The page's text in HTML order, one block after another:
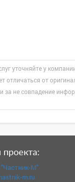
уточняйте у
отличаться от
за не совпадение
проекта:
"Частник-М"
m.ru